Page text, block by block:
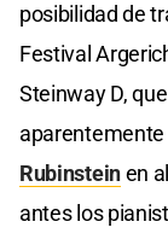
posibilidad de
Festival
Steinway D,
Rubinsteinen
antes los